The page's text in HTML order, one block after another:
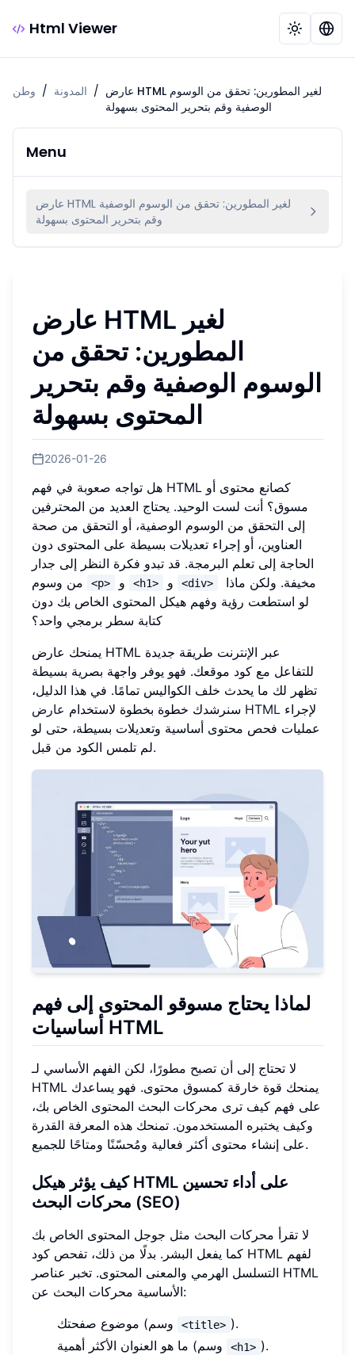
Html Viewer
وطن / المدونة / عارض HTML لغير المطورين: تحقق من الوسوم
الوصفية وقم بتحرير المحتوى بسهولة
Menu
عارض HTML لغير المطورين: تحقق من الوسوم الوصفية
وقم بتحرير المحتوى بسهولة
عارض HTML لغير
المطورين: تحقق من
الوسوم الوصفية وقم بتحرير
المحتوى بسهولة
2026-01-26
هل تواجه صعوبة في فهم HTML كصانع محتوى أو
مسوق؟ أنت لست الوحيد. يحتاج العديد من المحترفين
إلى التحقق من الوسوم الوصفية، أو التحقق من صحة
العناوين، أو إجراء تعديلات بسيطة على المحتوى دون
الحاجة إلى تعلم البرمجة. قد تبدو فكرة النظر إلى جدار
<p> <h1> <div>
لو استطعت رؤية وفهم هيكل المحتوى الخاص بك دون
كتابة سطر برمجي واحد؟
يمنحك عارض HTML عبر الإنترنت طريقة جديدة
للتفاعل مع كود موقعك. فهو يوفر واجهة بصرية بسيطة
تظهر لك ما يحدث خلف الكواليس تمامًا. في هذا الدليل،
سنرشدك خطوة بخطوة لاستخدام عارض HTML
عمليات فحص محتوى أساسية وتعديلات بسيطة، حتى لو
لم تلمس الكود من قبل.
لماذا يحتاج مسوقو المحتوى إلى فهم
أساسيات HTML
لا تحتاج إلى أن تصبح مطورًا، لكن الفهم الأساسي لـ
HTML يمنحك قوة خارقة كمسوق محتوى. فهو يساعدك
على فهم كيف ترى محركات البحث المحتوى الخاص بك،
وكيف يختبره المستخدمون. تمنحك هذه المعرفة القدرة
على إنشاء محتوى أكثر فعالية ومُحسّنًا ومتاحًا للجميع.
كيف يؤثر هيكل HTML على أداء تحسين
محركات البحث (SEO)
لا تقرأ محركات البحث مثل جوجل المحتوى الخاص بك
كما يفعل البشر. بدلًا من ذلك، تفحص كود HTML لفهم
التسلسل الهرمي والمعنى المحتوى. تخبر عناصر HTML
الأساسية محركات البحث عن:
<title> ).
<h1> ).